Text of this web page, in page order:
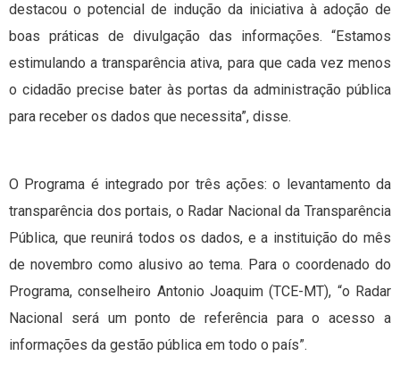
destacou o potencial de indução da iniciativa à adoção de
boas práticas de divulgação das informações. “Estamos
estimulando a transparência ativa, para que cada vez menos
o cidadão precise bater às portas da administração pública
para receber os dados que necessita”, disse.
O Programa é integrado por três ações: o levantamento da
transparência dos portais, o Radar Nacional da Transparência
Pública, que reunirá todos os dados, e a instituição do mês
de novembro como alusivo ao tema. Para o coordenado do
Programa, conselheiro Antonio Joaquim (TCE-MT), “o Radar
Nacional será um ponto de referência para o acesso a
informações da gestão pública em todo o país”.